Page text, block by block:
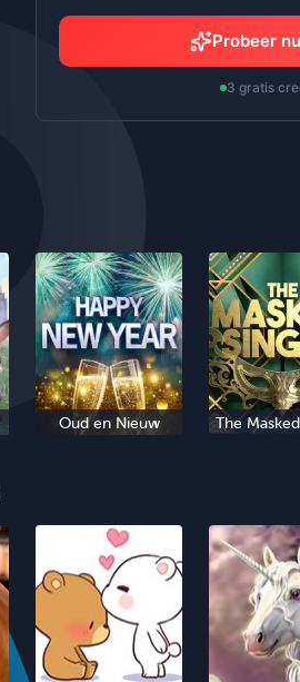
Probeer
3 gratis
Oud en Nieuw The